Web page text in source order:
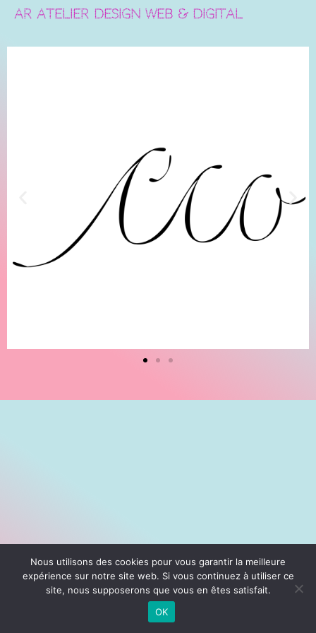
AR ATELIER DESIGN WEB & DIGITAL
Nous utilisons des cookies pour vous garantir la meilleure
expérience sur notre site web. Si vous continuez à utiliser ce
site, nous supposerons que vous en êtes satisfait.
OK